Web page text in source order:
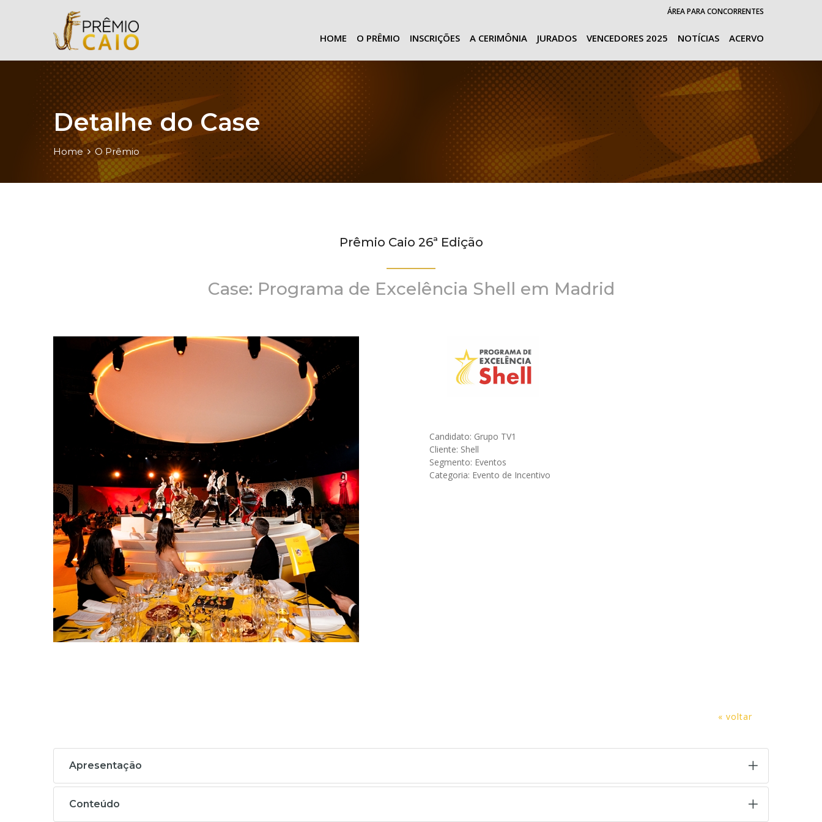
ÁREA PARA CONCORRENTES
HOME O PRÊMIO INSCRIÇÕES A CERIMÔNIA JURADOS VENCEDORES 2025 NOTÍCIAS ACERVO
Detalhe do Case
Home O Prêmio
Prêmio Caio 26ª Edição
Case: Programa de Excelência Shell em Madrid
Candidato: Grupo TV1
Cliente: Shell
Segmento: Eventos
Categoria: Evento de Incentivo
« voltar
Apresentação
Conteúdo